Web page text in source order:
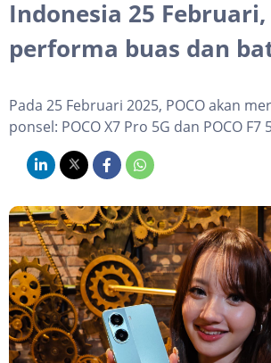
Indonesia 25
performa buas dan
Pada 25 Februari 2025, POCO akan
ponsel: POCO X7 Pro 5G dan POCO F7